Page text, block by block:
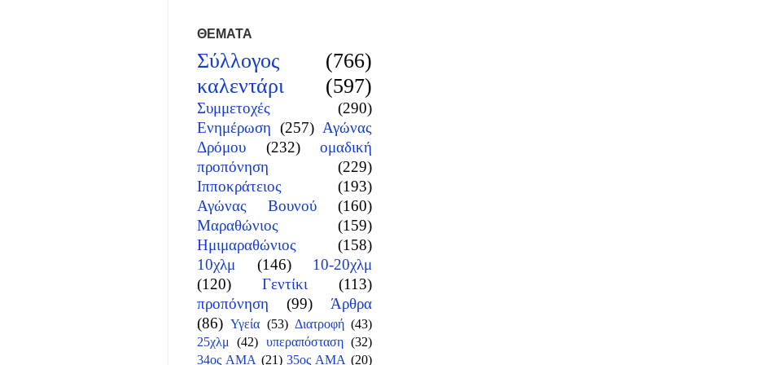
ΘΕΜΑΤΑ
Σύλλογος
(766)
καλεντάρι
(597)
Συμμετοχές
(290)
Ενημέρωση (257) Αγώνας
Δρόμου
(232)
ομαδική
προπόνηση
(229)
Ιπποκράτειος
(193)
Αγώνας Βουνού
(160)
Μαραθώνιος
(159)
Ημιμαραθώνιος
(158)
10χλμ
(146)
10-20χλμ
(120)
Γεντίκι
(113)
προπόνηση
(99)
Άρθρα
(86) Υγεία (53) Διατροφή (43)
25χλμ (42) υπεραπόσταση (32)
34ος ΑΜΑ (21) 35ος ΑΜΑ (20)